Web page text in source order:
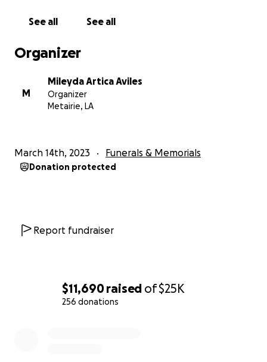
$11,690raised of$25K
256 donations
See all See all
Organizer
M
Mileyda Artica Aviles
Organizer
Metairie, LA
March 14th, 2023 Funerals & Memorials
Donation protected
Report fundraiser